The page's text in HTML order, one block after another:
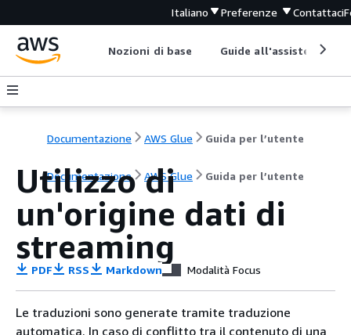
Italiano Preferenze Contattaci
Nozioni di base Guide all'assistenza
Documentazione AWS Glue Guida per l’utente
Documentazione AWS Glue Guida per l’utente
Utilizzo di
un'origine dati di
streaming
PDF RSS Markdown Modalità Focus
Le traduzioni sono generate tramite traduzione
automatica. In caso di conflitto tra il contenuto di una